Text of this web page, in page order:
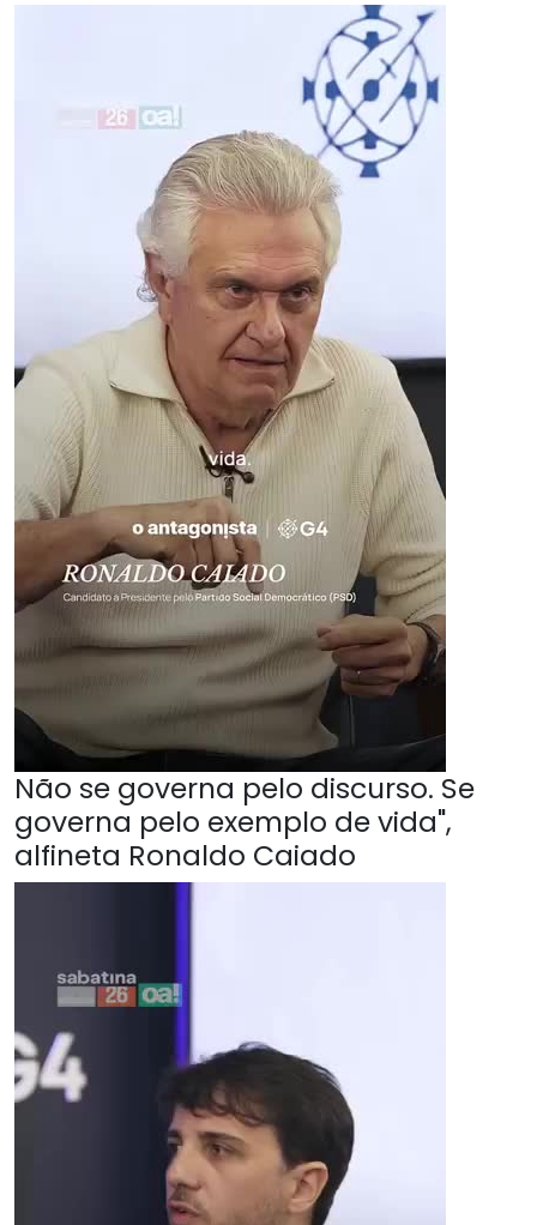
Não se governa pelo discurso. Se
governa pelo exemplo de vida",
alfineta Ronaldo Caiado